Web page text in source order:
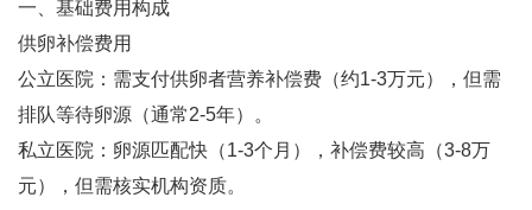
一、基础费用构成
供卵补偿费用‌
公立医院：需支付供卵者营养补偿费（约1-3万元），但需
排队等待卵源（通常2-5年）‌。
私立医院：卵源匹配快（1-3个月），补偿费较高（3-8万
元），但需核实机构资质‌。